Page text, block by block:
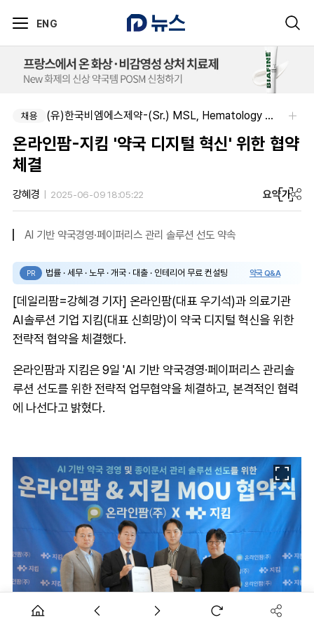
ENG
채용 (유)한국비엠에스제약-(Sr.) MSL, Hematology (Permanent)
온라인팜-지킴 '약국 디지털 혁신' 위한 협약
체결
강혜경 2025-06-09 18:05:22 요약가
AI 기반 약국경영·페이퍼리스 관리 솔루션 선도 약속
PR 법률 · 세무 · 노무 · 개국 · 대출 · 인테리어 무료 컨설팅 약국 Q&A
[데일리팜=강혜경 기자] 온라인팜(대표 우기석)과 의료기관
AI솔루션 기업 지킴(대표 신희망)이 약국 디지털 혁신을 위한
전략적 협약을 체결했다.
온라인팜과 지킴은 9일 'AI 기반 약국경영·페이퍼리스 관리솔
루션 선도를 위한 전략적 업무협약을 체결하고, 본격적인 협력
에 나선다고 밝혔다.